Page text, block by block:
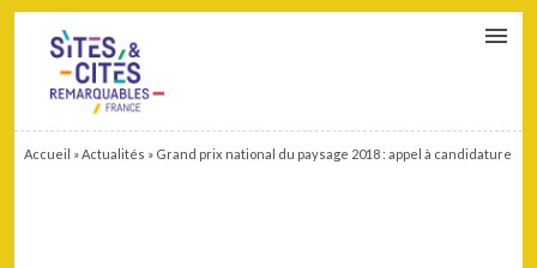
Accueil »Actualités » Grand prix national du paysage 2018 : appel à candidature